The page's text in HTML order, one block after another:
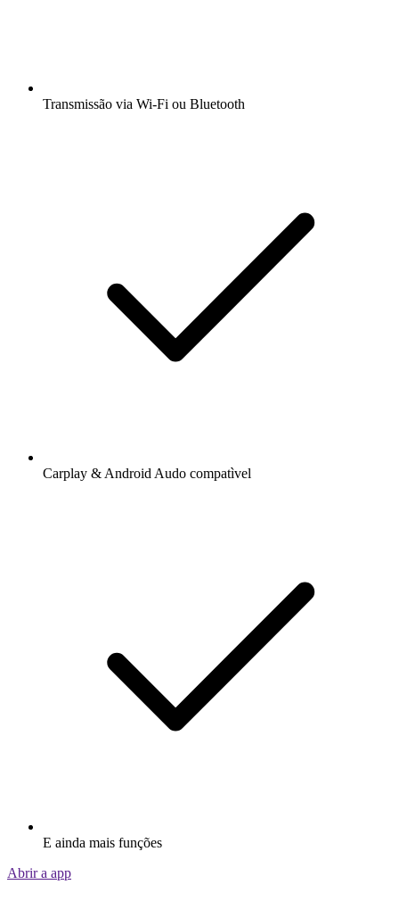
Transmissão via Wi-Fi ou Bluetooth
Carplay & Android Audo compatìvel
E ainda mais funções
Abrir a app